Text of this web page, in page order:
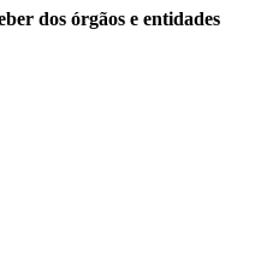
dos órgãos e entidades